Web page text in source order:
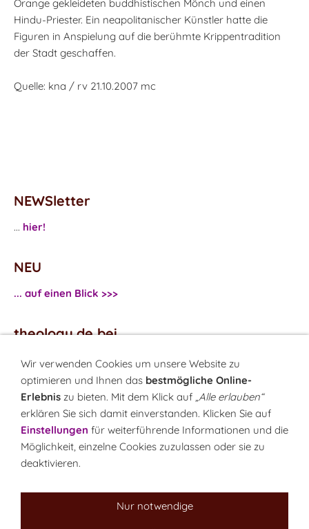
Orange gekleideten buddhistischen Mönch und einen
Hindu-Priester. Ein neapolitanischer Künstler hatte die
Figuren in Anspielung auf die berühmte Krippentradition
der Stadt geschaffen.
Quelle: kna / rv 21.10.2007 mc
NEWSletter
... hier!
NEU
... auf einen Blick >>>
theology.de bei
...Facebook
...Twitter
Monatsrätsel
Rätseln & Gewinnen!
Wir verwenden Cookies um unsere Website zu
optimieren und Ihnen das bestmögliche Online-
Erlebnis zu bieten. Mit dem Klick auf „Alle erlauben“
erklären Sie sich damit einverstanden. Klicken Sie auf
Einstellungen für weiterführende Informationen und die
Möglichkeit, einzelne Cookies zuzulassen oder sie zu
deaktivieren.
Nur notwendige